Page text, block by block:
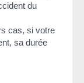
du
cas, si votre
sa durée